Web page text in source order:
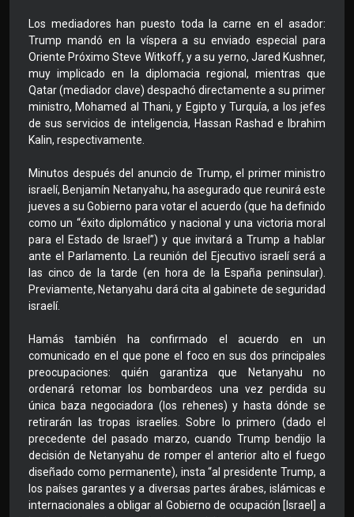
Los mediadores han puesto toda la carne en el asador:
Trump mandó en la víspera a su enviado especial para
Oriente Próximo Steve Witkoff, y a su yerno, Jared Kushner,
muy implicado en la diplomacia regional, mientras que
Qatar (mediador clave) despachó directamente a su primer
ministro, Mohamed al Thani, y Egipto y Turquía, a los jefes
de sus servicios de inteligencia, Hassan Rashad e Ibrahim
Kalin, respectivamente.
Minutos después del anuncio de Trump, el primer ministro
israelí, Benjamín Netanyahu, ha asegurado que reunirá este
jueves a su Gobierno para votar el acuerdo (que ha definido
como un “éxito diplomático y nacional y una victoria moral
para el Estado de Israel”) y que invitará a Trump a hablar
ante el Parlamento. La reunión del Ejecutivo israelí será a
las cinco de la tarde (en hora de la España peninsular).
Previamente, Netanyahu dará cita al gabinete de seguridad
israelí.
Hamás también ha confirmado el acuerdo en un
comunicado en el que pone el foco en sus dos principales
preocupaciones: quién garantiza que Netanyahu no
ordenará retomar los bombardeos una vez perdida su
única baza negociadora (los rehenes) y hasta dónde se
retirarán las tropas israelíes. Sobre lo primero (dado el
precedente del pasado marzo, cuando Trump bendijo la
decisión de Netanyahu de romper el anterior alto el fuego
diseñado como permanente), insta “al presidente Trump, a
los países garantes y a diversas partes árabes, islámicas e
internacionales a obligar al Gobierno de ocupación [Israel] a